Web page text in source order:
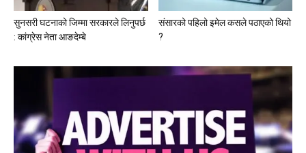
सुनसरी घटनाको जिम्मा सरकारले लिनुपर्छ
: कांग्रेस नेता आङदेम्बे
संसारको पहिलो इमेल कसले पठाएको थियो
?